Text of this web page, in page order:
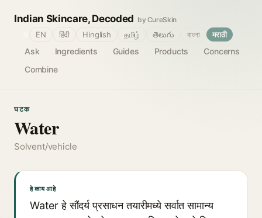
Indian Skincare, Decoded by CureSkin
Ask Ingredients Guides Products
Concerns
Combine
EN हिंदी Hinglish தமிழ் తెలుగు বাংলা मराठी
घटक
Water
Solvent/vehicle
हे काय आहे
Water हे सौंदर्य प्रसाधन तयारीमध्ये सर्वात सामान्य